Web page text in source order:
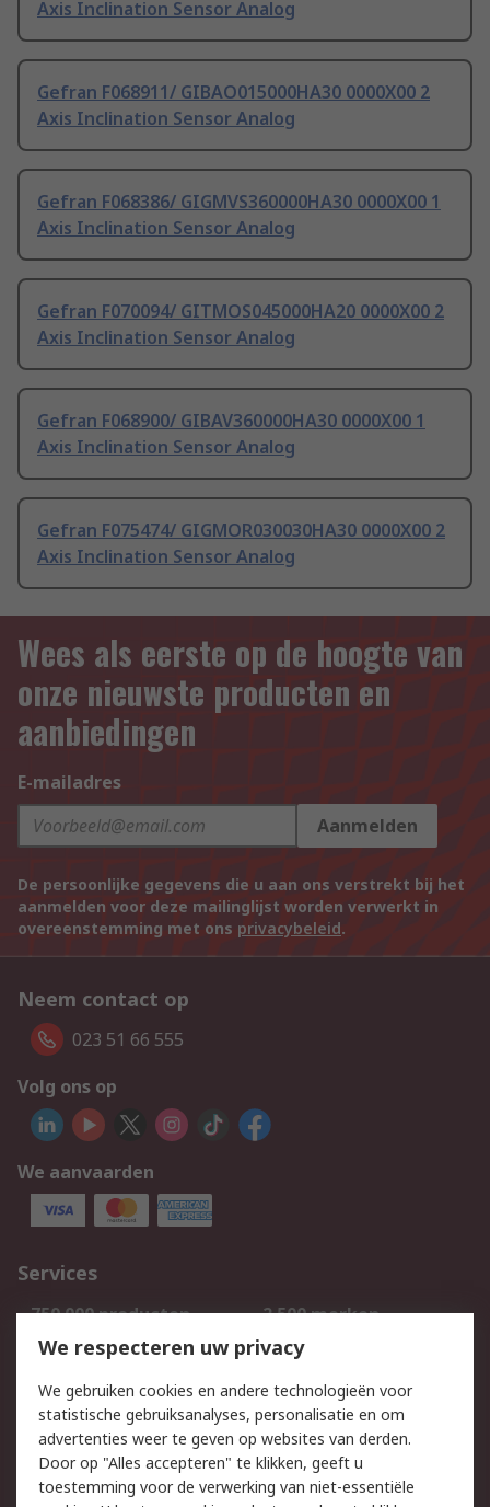
Axis Inclination Sensor Analog
Gefran F068911/ GIBAO015000HA30 0000X00 2
Axis Inclination Sensor Analog
Gefran F068386/ GIGMVS360000HA30 0000X00 1
Axis Inclination Sensor Analog
Gefran F070094/ GITMOS045000HA20 0000X00 2
Axis Inclination Sensor Analog
Gefran F068900/ GIBAV360000HA30 0000X00 1
Axis Inclination Sensor Analog
Gefran F075474/ GIGMOR030030HA30 0000X00 2
Axis Inclination Sensor Analog
Wees als eerste op de hoogte van
onze nieuwste producten en
aanbiedingen
E-mailadres
Aanmelden
De persoonlijke gegevens die u aan ons verstrekt bij het
aanmelden voor deze mailinglijst worden verwerkt in
overeenstemming met ons privacybeleid.
Neem contact op
023 51 66 555
Volg ons op
We aanvaarden
Services
750.000 producten
2.500 merken
Bestellen
Inkoopoplossingen
Track & Trace
Wettelijk
We respecteren uw privacy
We gebruiken cookies en andere technologieën voor
statistische gebruiksanalyses, personalisatie en om
advertenties weer te geven op websites van derden.
Door op "Alles accepteren" te klikken, geeft u
toestemming voor de verwerking van niet-essentiële